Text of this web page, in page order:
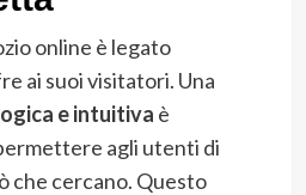
online è legato
ai suoi visitatori. Una
e intuitiva è
agli utenti di
che cercano. Questo